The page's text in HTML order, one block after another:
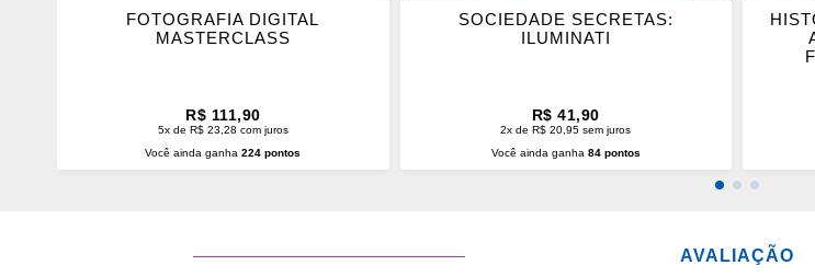
FOTOGRAFIA DIGITAL
MASTERCLASS
R$ 111,90
5x de R$ 23,28 com juros
Você ainda ganha224 pontos
SOCIEDADE SECRETAS:
ILUMINATI
R$ 41,90
2x de R$ 20,95 sem juros
Você ainda ganha 84 pontos
AVALIAÇÃO